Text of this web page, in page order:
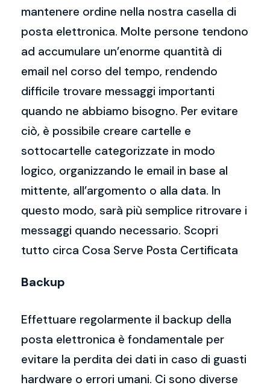
mantenere ordine nella nostra casella di
posta elettronica. Molte persone tendono
ad accumulare un’enorme quantità di
email nel corso del tempo, rendendo
difficile trovare messaggi importanti
quando ne abbiamo bisogno. Per evitare
ciò, è possibile creare cartelle e
sottocartelle categorizzate in modo
logico, organizzando le email in base al
mittente, all’argomento o alla data. In
questo modo, sarà più semplice ritrovare i
messaggi quando necessario. Scopri
tutto circa Cosa Serve Posta Certificata
Backup
Effettuare regolarmente il backup della
posta elettronica è fondamentale per
evitare la perdita dei dati in caso di guasti
hardware o errori umani. Ci sono diverse